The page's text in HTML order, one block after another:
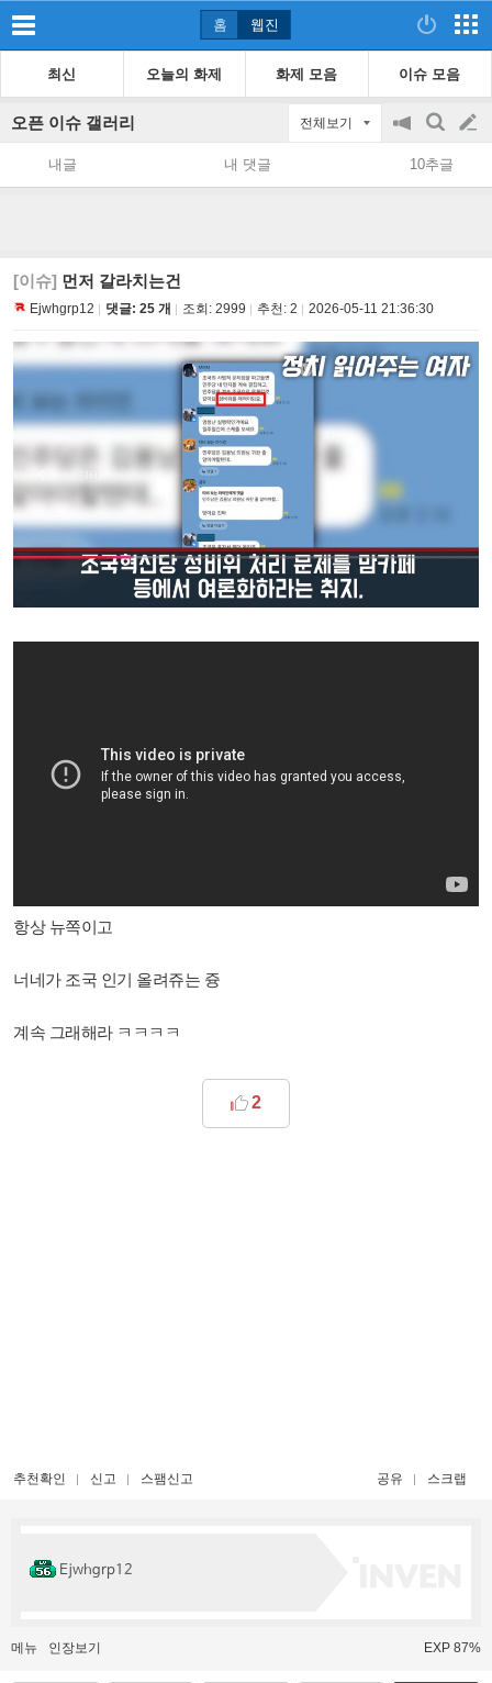
홈 웹진
최신 오늘의 화제 화제 모음 이슈 모음
오픈 이슈 갤러리 전체보기
공
지
on/off
검
색
글
쓰
내글 내 댓글 10추글
[이슈] 먼저 갈라치는건
Ejwhgrp12 댓글: 25 개 조회: 2999 추천: 2 2026-05-11 21:36:30
항상 뉴쪽이고
너네가 조국 인기 올려쥬는 즁
계속 그래해라 ㅋㅋㅋㅋ
2
추천확인 신고 스팸신고 공유 스크랩
Ejwhgrp12
메뉴 인장보기 EXP 87%